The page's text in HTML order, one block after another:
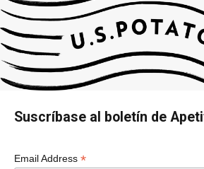
Suscríbase al boletín de
Email Address *